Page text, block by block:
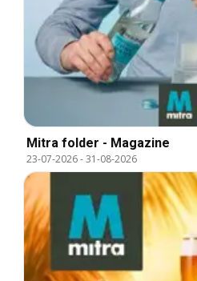
Mitra folder - Magazine
23-07-2026-31-08-2026